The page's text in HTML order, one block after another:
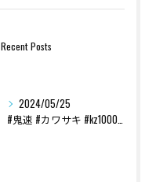
Recent Posts
2024/05/25
#鬼速 #カワサキ #kz1000 #70s #custom...